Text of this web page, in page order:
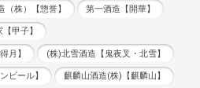
（株）【惣誉】 第一酒造【開華】
甲子】
月】 (株)北雪酒造【鬼夜叉・北雪】
ビール】 麒麟山酒造(株)【麒麟山】